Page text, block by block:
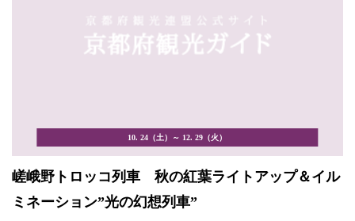
10. 24（土）～ 12. 29（火）
嵯峨野トロッコ列車 秋の紅葉ライトアップ＆イル
ミネーション”光の幻想列車”